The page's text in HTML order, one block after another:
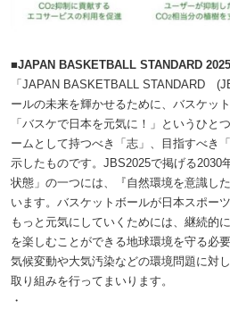
■JAPAN BASKETBALL STANDARD 2025
「JAPAN BASKETBALL STANDARD
ールの未来を輝かせるために、バスケッ
「バスケで日本を元気に！」というひと
ームとして持つべき「志」、目指すべき
示したものです。JBS2025で掲げる2030
状態」の一つには、『自然環境を意識し
います。バスケットボールが日本スポー
もっと元気にしていくためには、継続的
を楽しむことができる地球環境を守る必
気候変動や大気汚染などの環境問題に対
取り組みを行ってまいります。
・